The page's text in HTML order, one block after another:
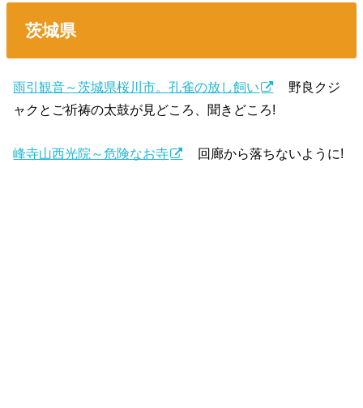
茨城県
雨引観音～茨城県桜川市。孔雀の放し飼い
野良クジ
ャクとご祈祷の太鼓が見どころ、聞きどころ!
峰寺山西光院～危険なお寺 回廊から落ちないように!